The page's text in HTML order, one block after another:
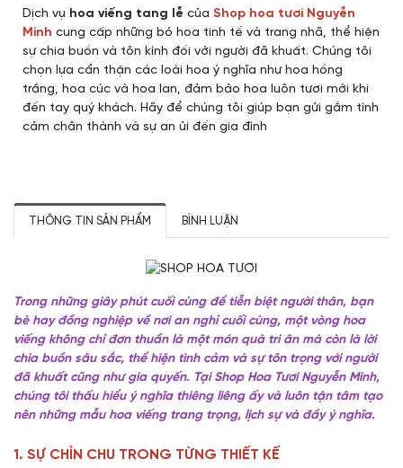
Dịch vụ hoa viếng tang lễ của Shop hoa tươi Nguyễn
Minh cung cấp những bó hoa tinh tế và trang nhã, thể hiện
sự chia buồn và tôn kính đối với người đã khuất. Chúng tôi
chọn lựa cẩn thận các loài hoa ý nghĩa như hoa hồng
trắng, hoa cúc và hoa lan, đảm bảo hoa luôn tươi mới khi
đến tay quý khách. Hãy để chúng tôi giúp bạn gửi gắm tình
cảm chân thành và sự an ủi đến gia đình
THÔNG TIN SẢN PHẨM BÌNH LUẬN
Trong những giây phút cuối cùng để tiễn biệt người thân, bạn
bè hay đồng nghiệp về nơi an nghỉ cuối cùng, một vòng hoa
viếng không chỉ đơn thuần là một món quà tri ân mà còn là lời
chia buồn sâu sắc, thể hiện tình cảm và sự tôn trọng với người
đã khuất cũng như gia quyến. Tại Shop Hoa Tươi Nguyễn Minh,
chúng tôi thấu hiểu ý nghĩa thiêng liêng ấy và luôn tận tâm tạo
nên những mẫu hoa viếng trang trọng, lịch sự và đầy ý nghĩa.
1. SỰ CHỈN CHU TRONG TỪNG THIẾT KẾ